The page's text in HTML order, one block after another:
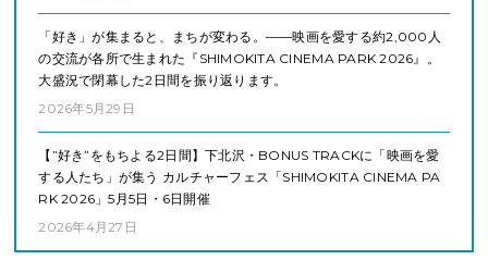
「好き」が集まると、まちが変わる。——映画を愛する約2,000人
の交流が各所で生まれた『SHIMOKITA CINEMA PARK 2026』。
大盛況で閉幕した2日間を振り返ります。
2026年5月29日
【”好き”をもちよる2日間】下北沢・BONUS TRACKに「映画を愛
する人たち」が集う カルチャーフェス「SHIMOKITA CINEMA PA
RK 2026」5月5日・6日開催
2026年4月27日